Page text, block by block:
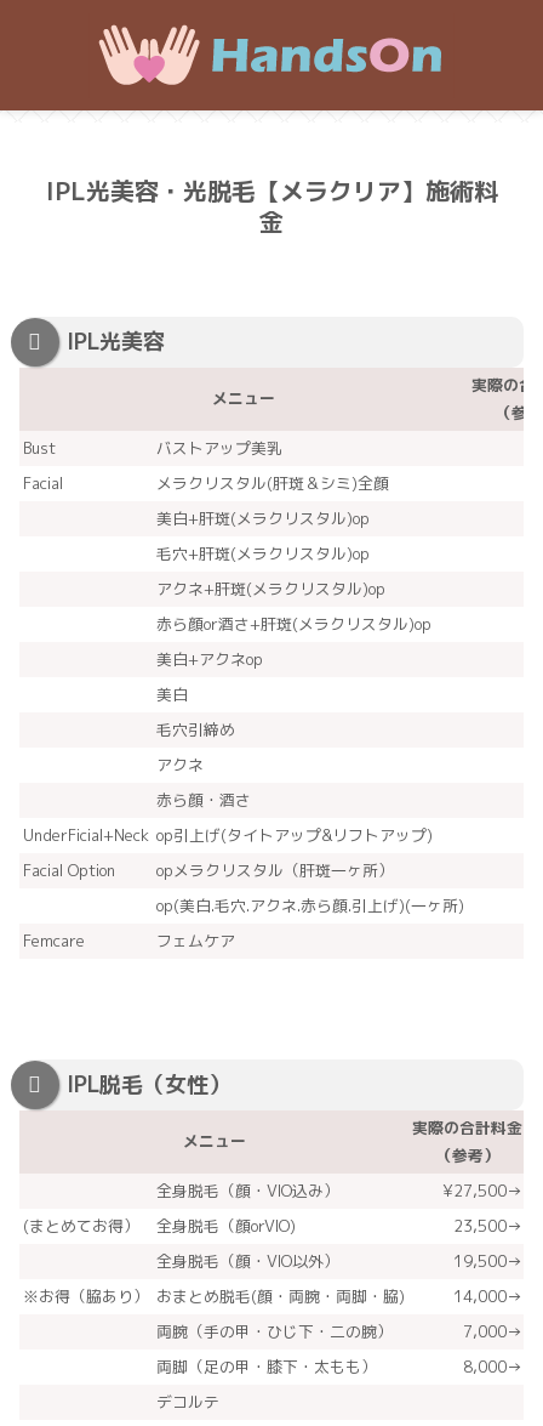
IPL光美容・光脱毛【メラクリア】施術料
金
IPL光美容
メニュー
実際の合
（参
Bust
バストアップ美乳
Facial
メラクリスタル(肝斑＆シミ)全顔
美白+肝斑(メラクリスタル)op
毛穴+肝斑(メラクリスタル)op
アクネ+肝斑(メラクリスタル)op
赤ら顔or酒さ+肝斑(メラクリスタル)op
美白+アクネop
美白
毛穴引締め
アクネ
赤ら顔・酒さ
UnderFicial+Neck op引上げ(タイトアップ&リフトアップ)
Facial Option
opメラクリスタル（肝斑一ヶ所）
op(美白.毛穴.アクネ.赤ら顔.引上げ)(一ヶ所)
Femcare
フェムケア
IPL脱毛（女性）
メニュー
実際の合計料金
（参考）
全身脱毛（顔・VIO込み）
¥27,500→
(まとめてお得）
全身脱毛（顔orVIO)
23,500→
全身脱毛（顔・VIO以外）
19,500→
※お得（脇あり）
おまとめ脱毛(顔・両腕・両脚・脇)
14,000→
両腕（手の甲・ひじ下・二の腕）
7,000→
両脚（足の甲・膝下・太もも）
8,000→
デコルテ